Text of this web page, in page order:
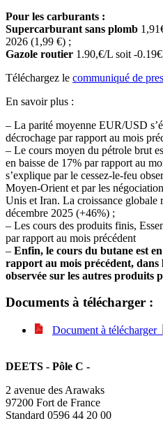
Pour les carburants :
Supercarburant sans plomb
2026 (1,99 €) ;
Gazole routier 1.90,€/L soit -
Téléchargez le communiqué de
En savoir plus :
– La parité moyenne EUR/USD
décrochage par rapport au mois
– Le cours moyen du pétrole brut
en baisse de 17% par rapport au
s’explique par le cessez-le-feu
Moyen-Orient et par les
Unis et Iran. La croissance globale
décembre 2025 (+46%) ;
– Les cours des produits finis,
par rapport au mois précédent
– Enfin, le cours du butane est
rapport au mois précédent, dans
observée sur les autres produits
Documents à télécharger :
Document à télécharger
DEETS - Pôle C -
2 avenue des Arawaks
97200 Fort de France
Standard 0596 44 20 00